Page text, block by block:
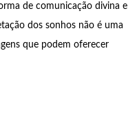
de comunicação divina e
dos sonhos não é uma
que podem oferecer